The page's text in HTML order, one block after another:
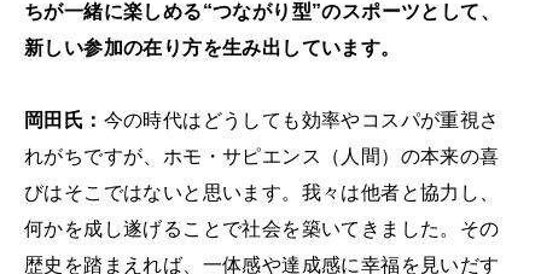
ちが一緒に楽しめる“つながり型”のスポーツとして、
新しい参加の在り方を生み出しています。
岡田氏： 今の時代はどうしても効率やコスパが重視さ
れがちですが、ホモ・サピエンス（人間）の本来の喜
びはそこではないと思います。我々は他者と協力し、
何かを成し遂げることで社会を築いてきました。その
歴史を踏まえれば、一体感や達成感に幸福を見いだす